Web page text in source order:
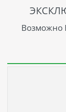
чтобыВозможно